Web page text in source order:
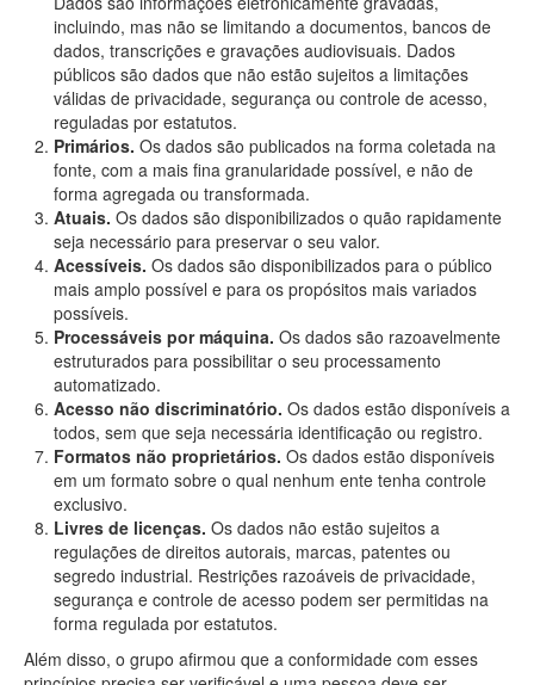
incluindo, mas não se limitando a documentos, bancos de
dados, transcrições e gravações audiovisuais. Dados
públicos são dados que não estão sujeitos a limitações
válidas de privacidade, segurança ou controle de acesso,
reguladas por estatutos.
Primários. Os dados são publicados na forma coletada na
fonte, com a mais fina granularidade possível, e não de
forma agregada ou transformada.
Atuais. Os dados são disponibilizados o quão rapidamente
seja necessário para preservar o seu valor.
Acessíveis. Os dados são disponibilizados para o público
mais amplo possível e para os propósitos mais variados
possíveis.
Processáveis por máquina. Os dados são razoavelmente
estruturados para possibilitar o seu processamento
automatizado.
Acesso não discriminatório. Os dados estão disponíveis a
todos, sem que seja necessária identificação ou registro.
Formatos não proprietários. Os dados estão disponíveis
em um formato sobre o qual nenhum ente tenha controle
exclusivo.
Livres de licenças. Os dados não estão sujeitos a
regulações de direitos autorais, marcas, patentes ou
segredo industrial. Restrições razoáveis de privacidade,
segurança e controle de acesso podem ser permitidas na
forma regulada por estatutos.
Além disso, o grupo afirmou que a conformidade com esses